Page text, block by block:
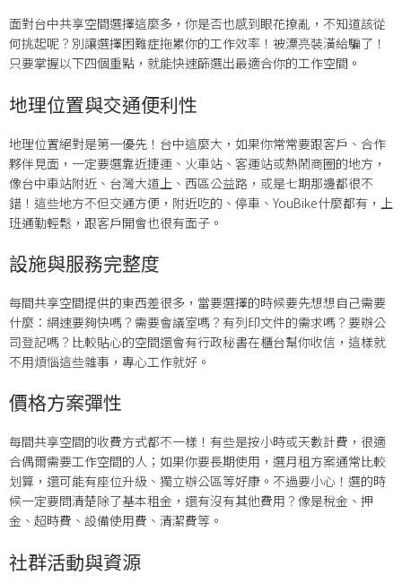
面對台中共享空間選擇這麼多，你是否也感到眼花撩亂，不知道該從
何挑起呢？別讓選擇困難症拖累你的工作效率！被漂亮裝潢給騙了！
只要掌握以下四個重點，就能快速篩選出最適合你的工作空間。
地理位置與交通便利性
地理位置絕對是第一優先！台中這麼大，如果你常常要跟客戶、合作
夥伴見面，一定要選靠近捷運、火車站、客運站或熱鬧商圈的地方，
像台中車站附近、台灣大道上、西區公益路，或是七期那邊都很不
錯！這些地方不但交通方便，附近吃的、停車、YouBike什麼都有，上
班通勤輕鬆，跟客戶開會也很有面子。
設施與服務完整度
每間共享空間提供的東西差很多，當要選擇的時候要先想想自己需要
什麼：網速要夠快嗎？需要會議室嗎？有列印文件的需求嗎？要辦公
司登記嗎？比較貼心的空間還會有行政秘書在櫃台幫你收信，這樣就
不用煩惱這些雜事，專心工作就好。
價格方案彈性
每間共享空間的收費方式都不一樣！有些是按小時或天數計費，很適
合偶爾需要工作空間的人；如果你要長期使用，選月租方案通常比較
划算，還可能有座位升級、獨立辦公區等好康。不過要小心！選的時
候一定要問清楚除了基本租金，還有沒有其他費用？像是稅金、押
金、超時費、設備使用費、清潔費等。
社群活動與資源